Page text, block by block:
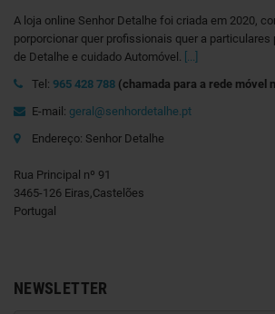
A loja online Senhor Detalhe foi criada em 2020,
porporcionar quer profissionais quer a particulares
de Detalhe e cuidado Automóvel. [...]
Tel: 965 428 788 (chamada para a rede móvel
E-mail: geral@senhordetalhe.pt
Endereço: Senhor Detalhe
Rua Principal nº 91
3465-126 Eiras,Castelões
Portugal
NEWSLETTER